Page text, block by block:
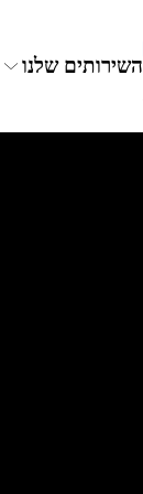
השירותים שלנו